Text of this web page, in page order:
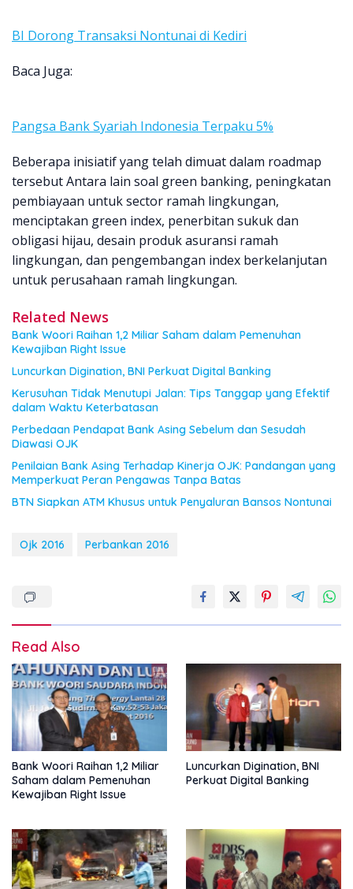
BI Dorong Transaksi Nontunai di Kediri
Baca Juga:
Pangsa Bank Syariah Indonesia Terpaku 5%
Beberapa inisiatif yang telah dimuat dalam roadmap
tersebut Antara lain soal green banking, peningkatan
pembiayaan untuk sector ramah lingkungan,
menciptakan green index, penerbitan sukuk dan
obligasi hijau, desain produk asuransi ramah
lingkungan, dan pengembangan index berkelanjutan
untuk perusahaan ramah lingkungan.
Related News
Bank Woori Raihan 1,2 Miliar Saham dalam Pemenuhan
Kewajiban Right Issue
Luncurkan Digination, BNI Perkuat Digital Banking
Kerusuhan Tidak Menutupi Jalan: Tips Tanggap yang Efektif
dalam Waktu Keterbatasan
Perbedaan Pendapat Bank Asing Sebelum dan Sesudah
Diawasi OJK
Penilaian Bank Asing Terhadap Kinerja OJK: Pandangan yang
Memperkuat Peran Pengawas Tanpa Batas
BTN Siapkan ATM Khusus untuk Penyaluran Bansos Nontunai
Ojk 2016 Perbankan 2016
Read Also
Bank Woori Raihan 1,2 Miliar
Saham dalam Pemenuhan
Kewajiban Right Issue
Luncurkan Digination, BNI
Perkuat Digital Banking